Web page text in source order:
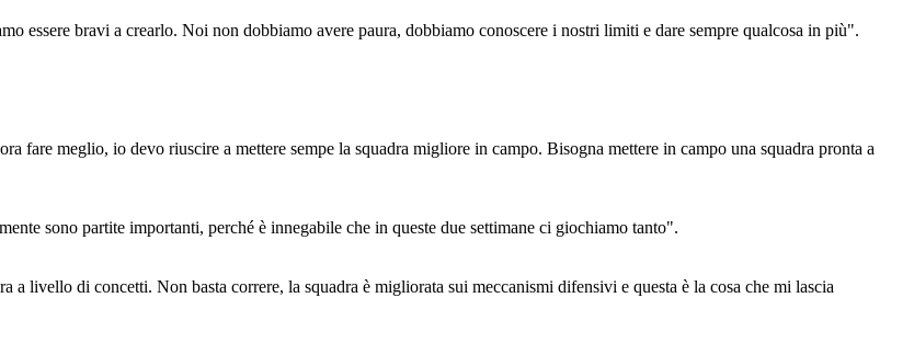
essere bravi a crearlo. Noi non dobbiamo avere paura, dobbiamo conoscere i nostri limiti e dare sempre qualcosa in più".
fare meglio, io devo riuscire a mettere sempe la squadra migliore in campo. Bisogna mettere in campo una squadra pronta a
sono partite importanti, perché è innegabile che in queste due settimane ci giochiamo tanto".
a livello di concetti. Non basta correre, la squadra è migliorata sui meccanismi difensivi e questa è la cosa che mi lascia